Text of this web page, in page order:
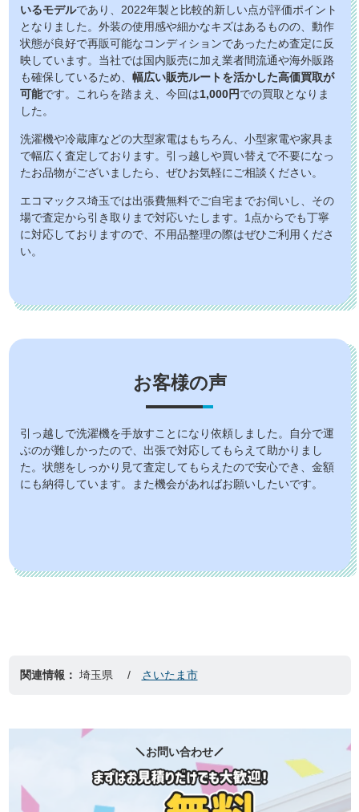
いるモデルであり、2022年製と比較的新しい点が評価ポイント
となりました。外装の使用感や細かなキズはあるものの、動作
状態が良好で再販可能なコンディションであったため査定に反
映しています。当社では国内販売に加え業者間流通や海外販路
も確保しているため、 幅広い販売ルートを活かした高価買取が
可能です。これらを踏まえ、今回は1,000円での買取となりま
した。
洗濯機や冷蔵庫などの大型家電はもちろん、小型家電や家具ま
で幅広く査定しております。引っ越しや買い替えで不要になっ
たお品物がございましたら、ぜひお気軽にご相談ください。
エコマックス埼玉では出張費無料でご自宅までお伺いし、その
場で査定から引き取りまで対応いたします。1点からでも丁寧
に対応しておりますので、不用品整理の際はぜひご利用くださ
い。
お客様の声
引っ越しで洗濯機を手放すことになり依頼しました。自分で運
ぶのが難しかったので、出張で対応してもらえて助かりまし
た。状態をしっかり見て査定してもらえたので安心でき、金額
にも納得しています。また機会があればお願いしたいです。
関連情報： 埼玉県 さいたま市
お問い合わせ